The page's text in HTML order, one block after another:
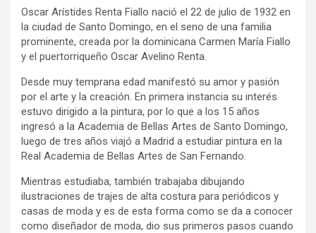
Oscar Arístides Renta Fiallo nació el 22 de julio de 1932 en
la ciudad de Santo Domingo, en el seno de una familia
prominente, creada por la dominicana Carmen María Fiallo
y el puertorriqueño Oscar Avelino Renta.
Desde muy temprana edad manifestó su amor y pasión
por el arte y la creación. En primera instancia su interés
estuvo dirigido a la pintura, por lo que a los 15 años
ingresó a la Academia de Bellas Artes de Santo Domingo,
luego de tres años viajó a Madrid a estudiar pintura en la
Real Academia de Bellas Artes de San Fernando.
Mientras estudiaba, también trabajaba dibujando
ilustraciones de trajes de alta costura para periódicos y
casas de moda y es de esta forma como se da a conocer
como diseñador de moda, dio sus primeros pasos cuando